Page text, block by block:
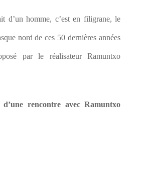
d’un homme, c’est en filigrane, le
nord de ces 50 dernières années
par le réalisateur Ramuntxo
rencontre avec Ramuntxo